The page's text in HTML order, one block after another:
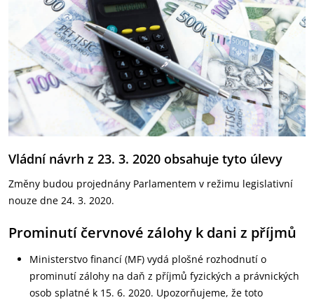
Vládní návrh z 23. 3. 2020 obsahuje tyto úlevy
Změny budou projednány Parlamentem v režimu legislativní
nouze dne 24. 3. 2020.
Prominutí červnové zálohy k dani z příjmů
Ministerstvo financí (MF) vydá plošné rozhodnutí o
prominutí zálohy na daň z příjmů fyzických a právnických
osob splatné k 15. 6. 2020. Upozorňujeme, že toto